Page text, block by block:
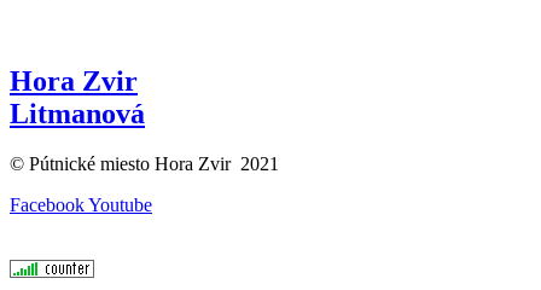
Hora Zvir
Litmanová
© Pútnické miesto Hora Zvir 2021
FacebookYoutube